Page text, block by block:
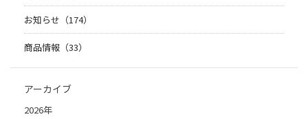
お知らせ（174）
商品情報（33）
アーカイブ
2026年